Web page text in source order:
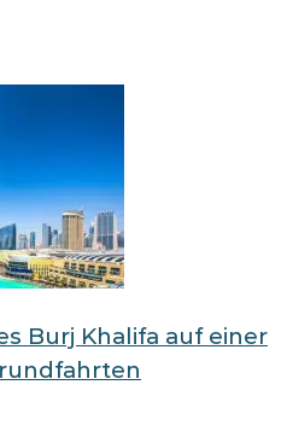
Burj Khalifa auf einer